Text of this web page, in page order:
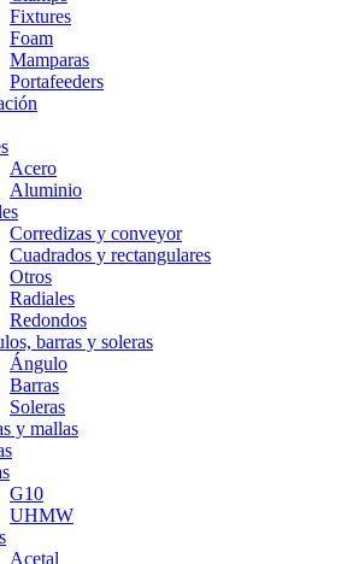
Fixtures
Foam
Mamparas
Portafeeders
Acero
Aluminio
Corredizas y conveyor
Cuadrados y rectangulares
Otros
Radiales
Redondos
barras y soleras
Ángulo
Barras
Soleras
y mallas
G10
UHMW
Acetal